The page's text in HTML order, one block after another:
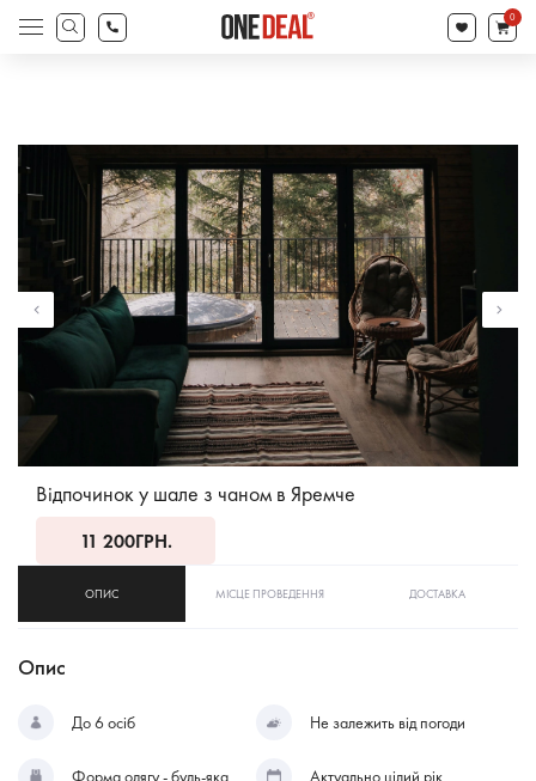
search
Products
search
0
Відпочинок у шале з чаном в Яремче
11 200ГРН.
ОПИС МІСЦЕ ПРОВЕДЕННЯ ДОСТАВКА
Опис
До 6 осіб Не залежить від погоди
Форма одягу - будь-яка Актуально цілий рік